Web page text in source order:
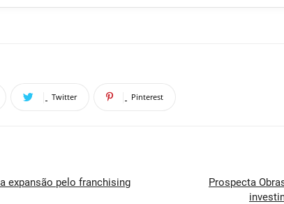
Twitter Pinterest
expansão pelo franchising
Prospecta